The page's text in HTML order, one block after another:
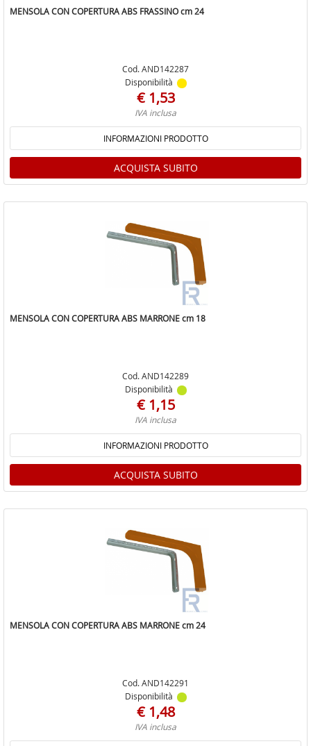
MENSOLA CON COPERTURA ABS FRASSINO cm 24
Cod. AND142287
Disponibilità
€ 1,53
IVA inclusa
INFORMAZIONI PRODOTTO
ACQUISTA SUBITO
MENSOLA CON COPERTURA ABS MARRONE cm 18
Cod. AND142289
Disponibilità
€ 1,15
IVA inclusa
INFORMAZIONI PRODOTTO
ACQUISTA SUBITO
MENSOLA CON COPERTURA ABS MARRONE cm 24
Cod. AND142291
Disponibilità
€ 1,48
IVA inclusa